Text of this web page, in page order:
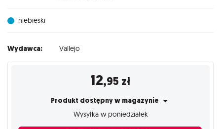
niebieski
Wydawca: Vallejo
12,95 zł
Produkt dostępny w magazynie
Wysyłka w poniedziałek